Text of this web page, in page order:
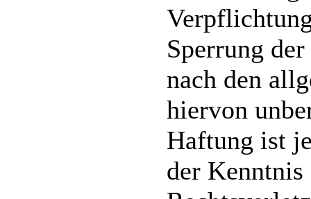
Sperrung
nach den
hiervon
Haftung ist
der